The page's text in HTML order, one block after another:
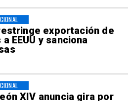
exportación de
EEUU y sanciona
XIV anuncia gira por